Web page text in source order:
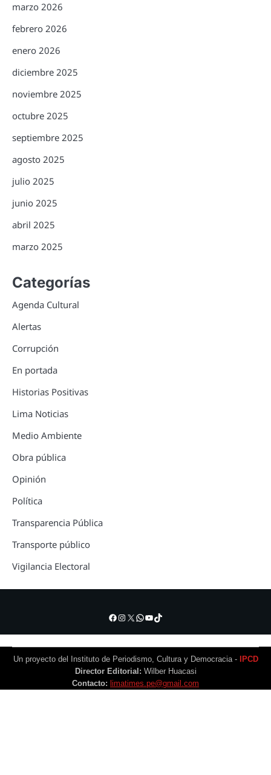
marzo 2026
febrero 2026
enero 2026
diciembre 2025
noviembre 2025
octubre 2025
septiembre 2025
agosto 2025
julio 2025
junio 2025
abril 2025
marzo 2025
Categorías
Agenda Cultural
Alertas
Corrupción
En portada
Historias Positivas
Lima Noticias
Medio Ambiente
Obra pública
Opinión
Política
Transparencia Pública
Transporte público
Vigilancia Electoral
Facebook
Instagram
X WhatsApp
YouTube
TikTok
Un proyecto del Instituto de Periodismo, Cultura y Democracia -
IPCD
Director Editorial: Wilber Huacasi
Contacto: limatimes.pe@gmail.com